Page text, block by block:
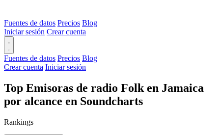
Fuentes de datos Precios Blog
Iniciar sesión Crear cuenta
Fuentes de datos Precios Blog
Crear cuenta Iniciar sesión
Top Emisoras de radio Folk en Jamaica
por alcance en Soundcharts
Rankings